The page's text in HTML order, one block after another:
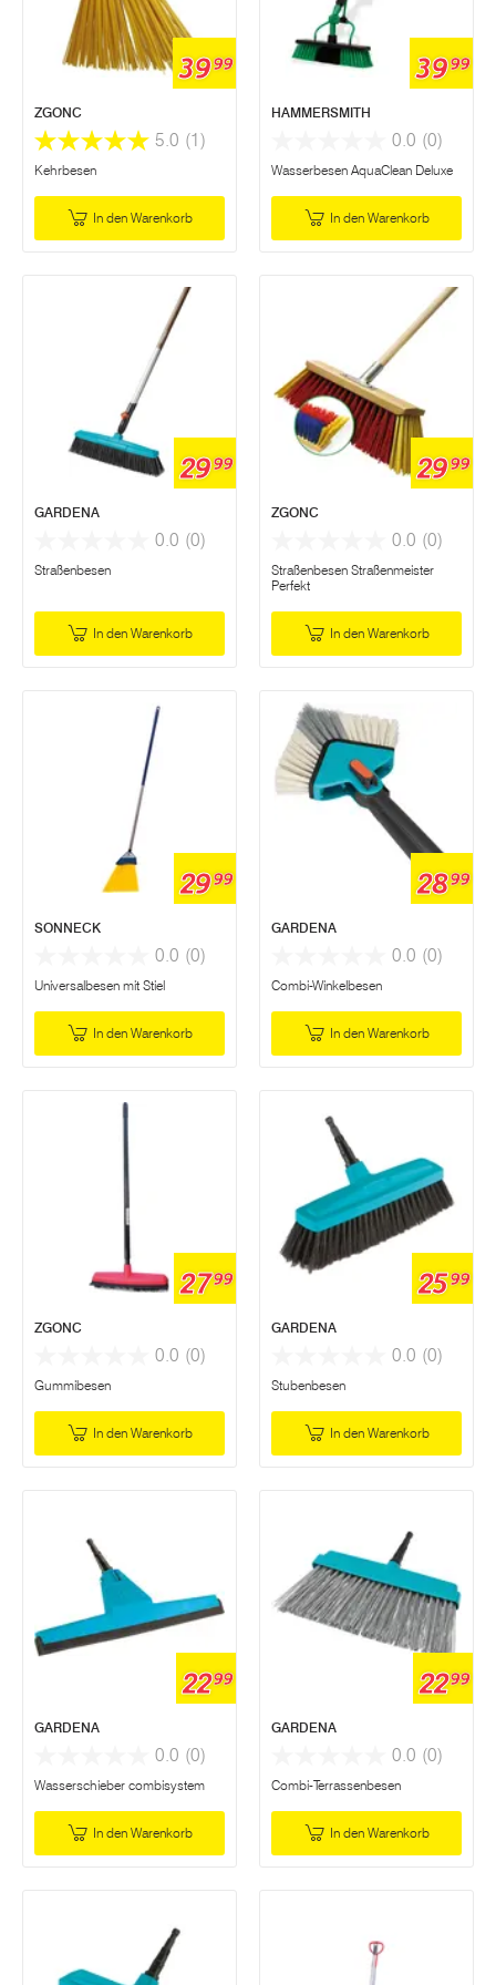
3999
ZGONC
5.0 (1)
Kehrbesen
In den Warenkorb
3999
HAMMERSMITH
0.0 (0)
Wasserbesen AquaClean Deluxe
In den Warenkorb
2999
GARDENA
0.0 (0)
Straßenbesen
In den Warenkorb
2999
ZGONC
0.0 (0)
Straßenbesen Straßenmeister
Perfekt
In den Warenkorb
2999
SONNECK
0.0 (0)
Universalbesen mit Stiel
In den Warenkorb
2899
GARDENA
0.0 (0)
Combi-Winkelbesen
In den Warenkorb
2799
ZGONC
0.0 (0)
Gummibesen
In den Warenkorb
2599
GARDENA
0.0 (0)
Stubenbesen
In den Warenkorb
2299
GARDENA
0.0 (0)
Wasserschieber combisystem
In den Warenkorb
2299
GARDENA
0.0 (0)
Combi-Terrassenbesen
In den Warenkorb